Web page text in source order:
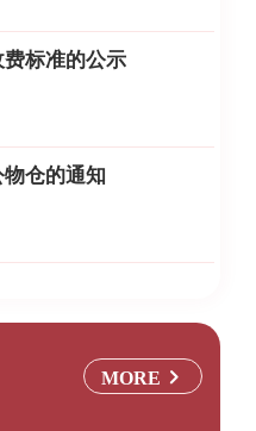
标准的公示
仓的通知
MORE